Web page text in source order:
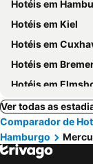
Hotéis em
Hotéis em Kiel
Hotéis em
Hotéis em
Hotéis em
Ver todas as
Comparador de
Hamburgo